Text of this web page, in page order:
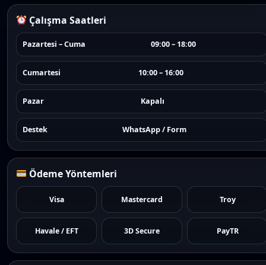
Çalışma Saatleri
Pazartesi – Cuma 09:00 – 18:00
Cumartesi 10:00 – 16:00
Pazar Kapalı
Destek WhatsApp / Form
Ödeme Yöntemleri
Visa Mastercard Troy
Havale / EFT 3D Secure PayTR